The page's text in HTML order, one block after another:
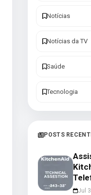
Notícias
Notícias da TV
Saúde
Tecnologia
POSTS
Jul